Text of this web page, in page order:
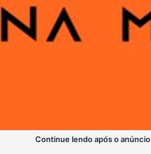
Continue lendo após o anúncio